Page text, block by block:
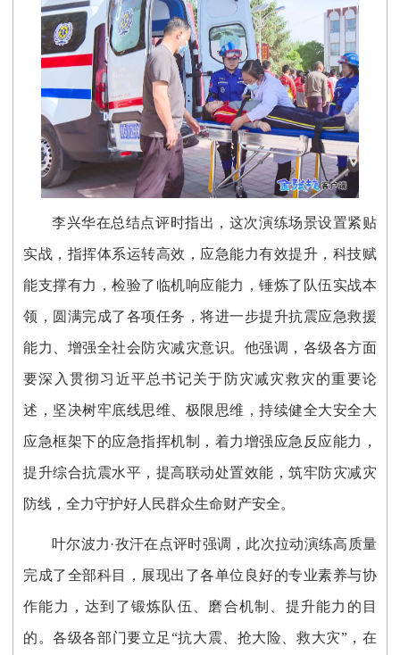
李兴华在总结点评时指出，这次演练场景设置紧贴
实战，指挥体系运转高效，应急能力有效提升，科技赋
能支撑有力，检验了临机响应能力，锤炼了队伍实战本
领，圆满完成了各项任务，将进一步提升抗震应急救援
能力、增强全社会防灾减灾意识。他强调，各级各方面
要深入贯彻习近平总书记关于防灾减灾救灾的重要论
述，坚决树牢底线思维、极限思维，持续健全大安全大
应急框架下的应急指挥机制，着力增强应急反应能力，
提升综合抗震水平，提高联动处置效能，筑牢防灾减灾
防线，全力守护好人民群众生命财产安全。
叶尔波力·孜汗在点评时强调，此次拉动演练高质量
完成了全部科目，展现出了各单位良好的专业素养与协
作能力，达到了锻炼队伍、磨合机制、提升能力的目
的。各级各部门要立足“抗大震、抢大险、救大灾”，在